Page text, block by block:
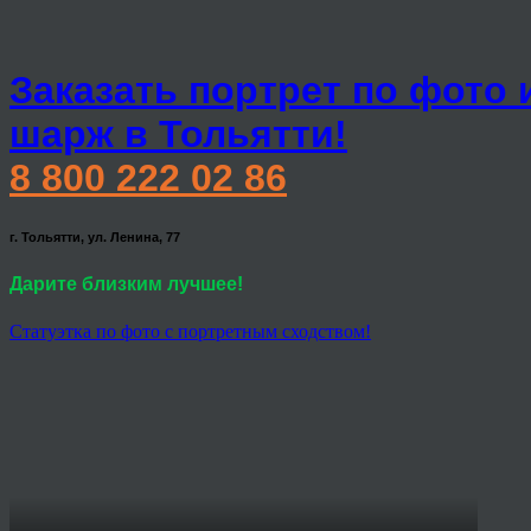
Заказать портрет по фото
шарж в Тольятти!
8 800 222 02 86
г. Тольятти, ул. Ленина, 77
Дарите близким лучшее!
Статуэтка по фото с портретным сходством!